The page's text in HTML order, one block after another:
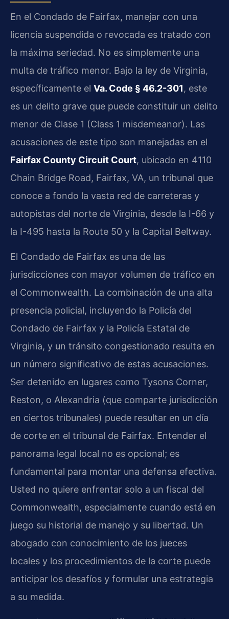
En el Condado de Fairfax, manejar con una
licencia suspendida o revocada es tratado con
la máxima seriedad. No es simplemente una
multa de tráfico menor. Bajo la ley de Virginia,
específicamente el Va. Code § 46.2-301, este
es un delito grave que puede constituir un delito
menor de Clase 1 (Class 1 misdemeanor). Las
acusaciones de este tipo son manejadas en el
Fairfax County Circuit Court, ubicado en 4110
Chain Bridge Road, Fairfax, VA, un tribunal que
conoce a fondo la vasta red de carreteras y
autopistas del norte de Virginia, desde la I-66 y
la I-495 hasta la Route 50 y la Capital Beltway.
El Condado de Fairfax es una de las
jurisdicciones con mayor volumen de tráfico en
el Commonwealth. La combinación de una alta
presencia policial, incluyendo la Policía del
Condado de Fairfax y la Policía Estatal de
Virginia, y un tránsito congestionado resulta en
un número significativo de estas acusaciones.
Ser detenido en lugares como Tysons Corner,
Reston, o Alexandria (que comparte jurisdicción
en ciertos tribunales) puede resultar en un día
de corte en el tribunal de Fairfax. Entender el
panorama legal local no es opcional; es
fundamental para montar una defensa efectiva.
Usted no quiere enfrentar solo a un fiscal del
Commonwealth, especialmente cuando está en
juego su historial de manejo y su libertad. Un
abogado con conocimiento de los jueces
locales y los procedimientos de la corte puede
anticipar los desafíos y formular una estrategia
a su medida.